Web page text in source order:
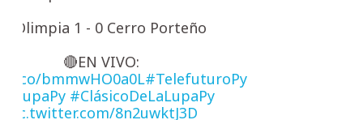
Olimpia 1 - 0 Cerro Porteño
🔴EN VIVO:
t.co/bmmwHO0a0L#TelefuturoPy
#ClásicoDeLaLupaPy
pic.twitter.com/8n2uwktJ3D